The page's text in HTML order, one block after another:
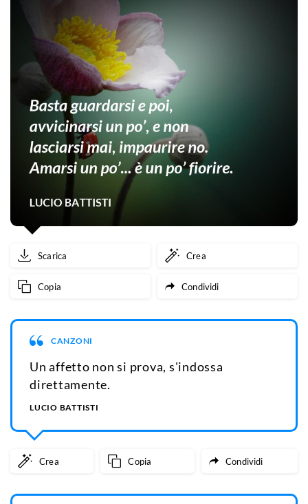
Scarica Crea
Copia Condividi
CANZONI
Un affetto non si prova, s'indossa
direttamente.
LUCIO BATTISTI
Crea Copia Condividi